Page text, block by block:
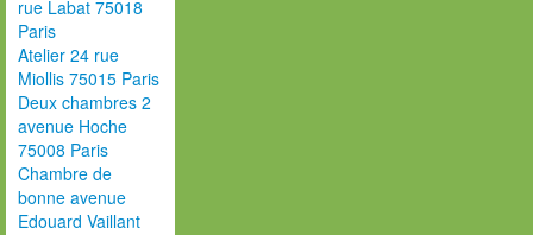
rue Labat 75018
Paris
Atelier 24 rue
Miollis 75015 Paris
Deux chambres 2
avenue Hoche
75008 Paris
Chambre de
bonne avenue
Edouard Vaillant